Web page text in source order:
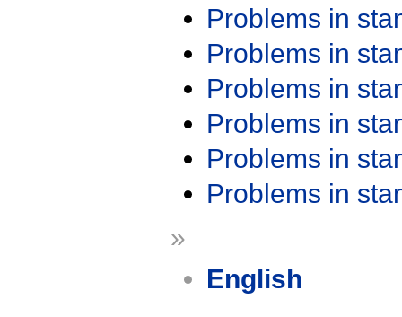
Problems in
Problems in
Problems in
Problems in
Problems in
Problems in
»
English